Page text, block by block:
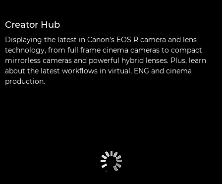
Creator Hub
Displaying the latest in Canon’s EOS R camera and lens
technology, from full frame cinema cameras to compact
mirrorless cameras and powerful hybrid lenses. Plus, learn
about the latest workflows in virtual, ENG and cinema
production.